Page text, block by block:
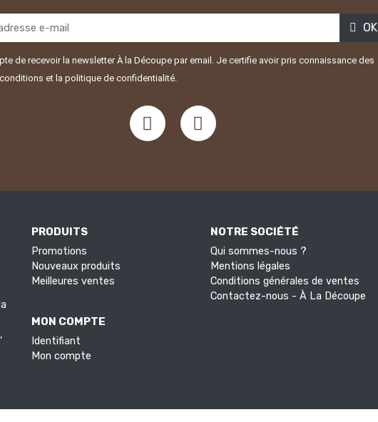
OK
de recevoir la newsletter À la Découpe par email. Je certifie avoir pris connaissance des
et la politique de confidentialité.
PRODUITS
Promotions
Nouveaux produits
Meilleures ventes
NOTRE SOCIÉTÉ
Qui sommes-nous ?
Mentions légales
Conditions générales de ventes
Contactez-nous - À La Découpe
MON COMPTE
Identifiant
Mon compte